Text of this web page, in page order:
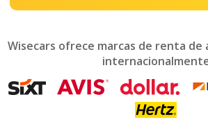
mark
get
the
Wisecars ofrece marcas de renta de